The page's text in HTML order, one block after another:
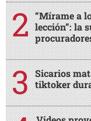
“Mírame a
lección”: la
Sicarios
tiktoker